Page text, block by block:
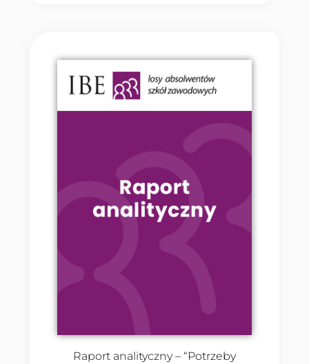
Raport analityczny – “Potrzeby